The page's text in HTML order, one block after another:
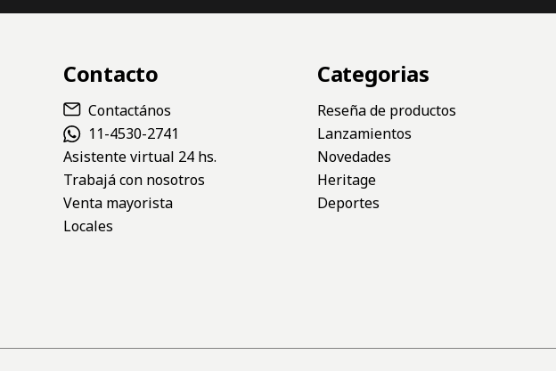
Contacto
Contactános
11-4530-2741
Asistente virtual 24 hs.
Trabajá con nosotros
Venta mayorista
Locales
Categorias
Reseña de productos
Lanzamientos
Novedades
Heritage
Deportes